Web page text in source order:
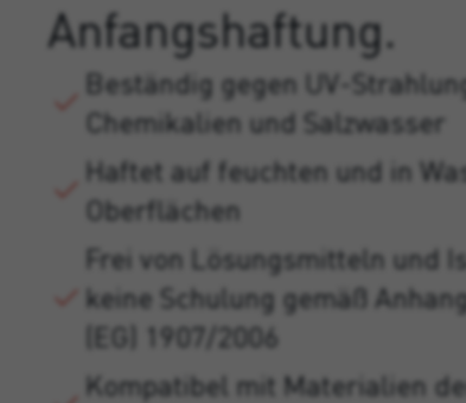
Anfangshaftung.
Beständig gegen UV-
Chemikalien und Salzwasser
Haftet auf feuchten und in
Oberflächen
Frei von Lösungsmitteln und
keine Schulung gemäß
(EG) 1907/2006
Kompatibel mit Materialien